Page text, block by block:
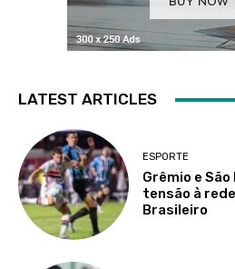
LATEST ARTICLES
ESPORTE
Grêmio e
tensão à
Brasileiro